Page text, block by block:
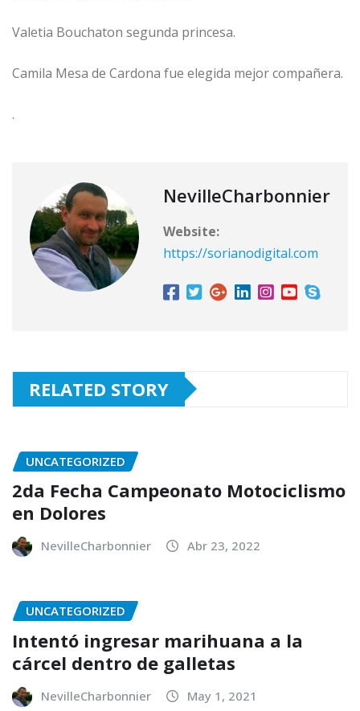
Valetia Bouchaton segunda princesa.
Camila Mesa de Cardona fue elegida mejor compañera.
.
NevilleCharbonnier
Website:
https://sorianodigital.com
RELATED STORY
UNCATEGORIZED
2da Fecha Campeonato Motociclismo
en Dolores
NevilleCharbonnier Abr 23, 2022
UNCATEGORIZED
Intentó ingresar marihuana a la
cárcel dentro de galletas
NevilleCharbonnier May 1, 2021